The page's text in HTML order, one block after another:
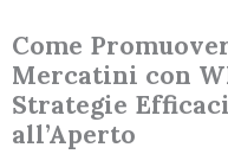
Come
Mercatini con
Strategie
all’Aperto